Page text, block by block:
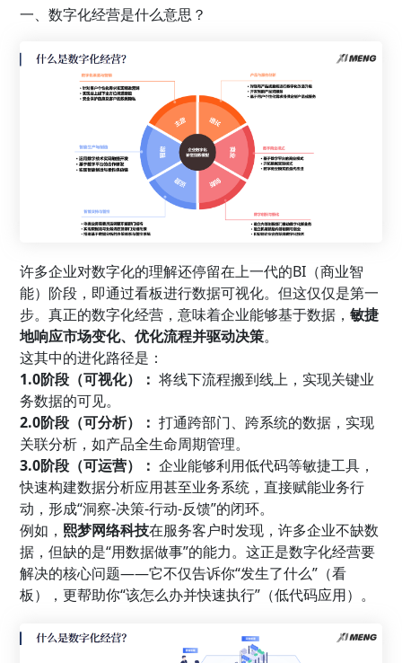
一、数字化经营是什么意思？
许多企业对数字化的理解还停留在上一代的BI（商业智
能）阶段，即通过看板进行数据可视化。但这仅仅是第一
步。真正的数字化经营，意味着企业能够基于数据，敏捷
地响应市场变化、优化流程并驱动决策。
这其中的进化路径是：
1.0阶段（可视化）： 将线下流程搬到线上，实现关键业
务数据的可见。
2.0阶段（可分析）： 打通跨部门、跨系统的数据，实现
关联分析，如产品全生命周期管理。
3.0阶段（可运营）： 企业能够利用低代码等敏捷工具，
快速构建数据分析应用甚至业务系统，直接赋能业务行
动，形成“洞察-决策-行动-反馈”的闭环。
例如， 熙梦网络科技在服务客户时发现，许多企业不缺数
据，但缺的是“用数据做事”的能力。这正是数字化经营要
解决的核心问题——它不仅告诉你“发生了什么”（看
板），更帮助你“该怎么办并快速执行”（低代码应用）。